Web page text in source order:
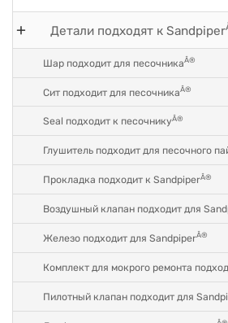
Детали подходят к Sandpiper
Шар подходит для песочникаÂ®
Сит подходит для песочникаÂ®
Seal подходит к песочникуÂ®
Глушитель подходит для песочного
Прокладка подходит к SandpiperÂ®
Воздушный клапан подходит для
Железо подходит для SandpiperÂ®
Комплект для мокрого ремонта
Пилотный клапан подходит для